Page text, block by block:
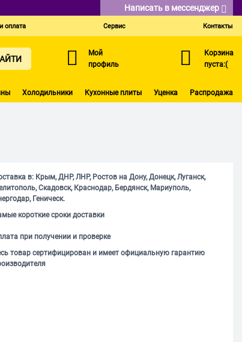
Написать в мессенджер
оплата Сервис Контакты
Мой
профиль
Корзина
пуста:(
Холодильники Кухонные плиты Уценка Распродажа
в: Крым, ДНР, ЛНР, Ростов на Дону, Донецк, Луганск,
Скадовск, Краснодар, Бердянск, Мариуполь,
Геническ.
короткие сроки доставки
при получении и проверке
товар сертифицирован и имеет официальную гарантию